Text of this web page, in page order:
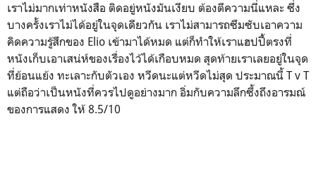
เราไม่มากเท่าหนังสือ ติดอยู่หนังมันเงียบ ต้องตีความนี่แหละ ซึ่ง
บางครั้งเราไม่ได้อยู่ในจุดเดียวกัน เราไม่สามารถซึมซับเอาความ
คิดความรู้สึกของ Elio เข้ามาได้หมด แต่ก็ทำให้เราแฮปปี้ตรงที่
หนังเก็บเอาเสน่ห์ของเรื่องไว้ได้เกือบหมด สุดท้ายเราเลยอยู่ในจุด
ที่ย้อนแย้ง ทะเลาะกับตัวเอง หวีดนะแต่หวีดไม่สุด ประมาณนี้ T v T
แต่ถือว่าเป็นหนังที่ควรไปดูอย่างมาก อิ่มกับความลึกซึ้งถึงอารมณ์
ของการแสดง ให้ 8.5/10